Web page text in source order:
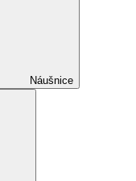
Náušnice